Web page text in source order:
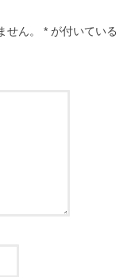
ん。 * が付いている